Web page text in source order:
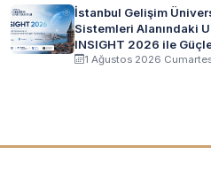
İstanbul Gelişim
Sistemleri Alanındaki
INSIGHT 2026 ile
1 Ağustos 2026